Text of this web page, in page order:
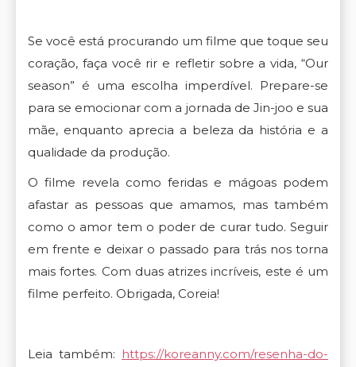
Se você está procurando um filme que toque seu
coração, faça você rir e refletir sobre a vida, “Our
season” é uma escolha imperdível. Prepare-se
para se emocionar com a jornada de Jin-joo e sua
mãe, enquanto aprecia a beleza da história e a
qualidade da produção.
O filme revela como feridas e mágoas podem
afastar as pessoas que amamos, mas também
como o amor tem o poder de curar tudo. Seguir
em frente e deixar o passado para trás nos torna
mais fortes. Com duas atrizes incríveis, este é um
filme perfeito. Obrigada, Coreia!
Leia também: https://koreanny.com/resenha-do-